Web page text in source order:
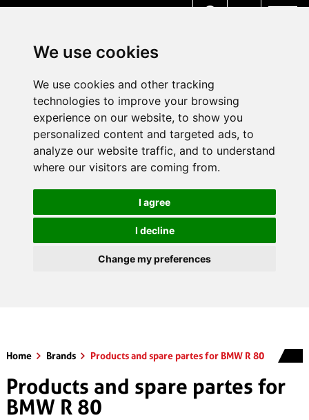
We use cookies
We use cookies and other tracking
technologies to improve your browsing
experience on our website, to show you
personalized content and targeted ads, to
analyze our website traffic, and to understand
where our visitors are coming from.
I agree
I decline
Change my preferences
Home Brands Products and spare partes for BMW R 80
Products and spare partes for
BMW R 80